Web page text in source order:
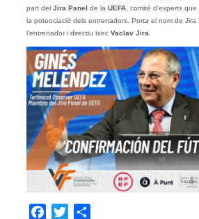
part del Jira Panel de la UEFA, comité d’experts que
la potenciació dels entrenadors. Porta el nom de Jira
l’entrenador i directiu txec Vaclav Jira
Facebook
Twitter